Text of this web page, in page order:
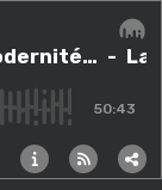
- La
50:43